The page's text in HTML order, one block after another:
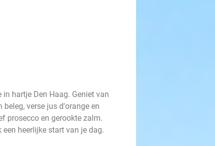
hartje Den Haag. Geniet van
verse jus d'orange en
prosecco en gerookte zalm.
heerlijke start van je dag.